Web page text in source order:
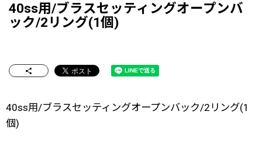
40ss用/ブラスセッティングオープンバ
ック/2リング(1個)
40ss用/ブラスセッティングオープンバック/2リング(1
個)